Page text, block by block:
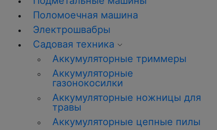
Поломоечная машина
Электрошвабры
Садовая техника
Аккумуляторные триммеры
Аккумуляторные
газонокосилки
Аккумуляторные ножницы для
травы
Аккумуляторные цепные пилы